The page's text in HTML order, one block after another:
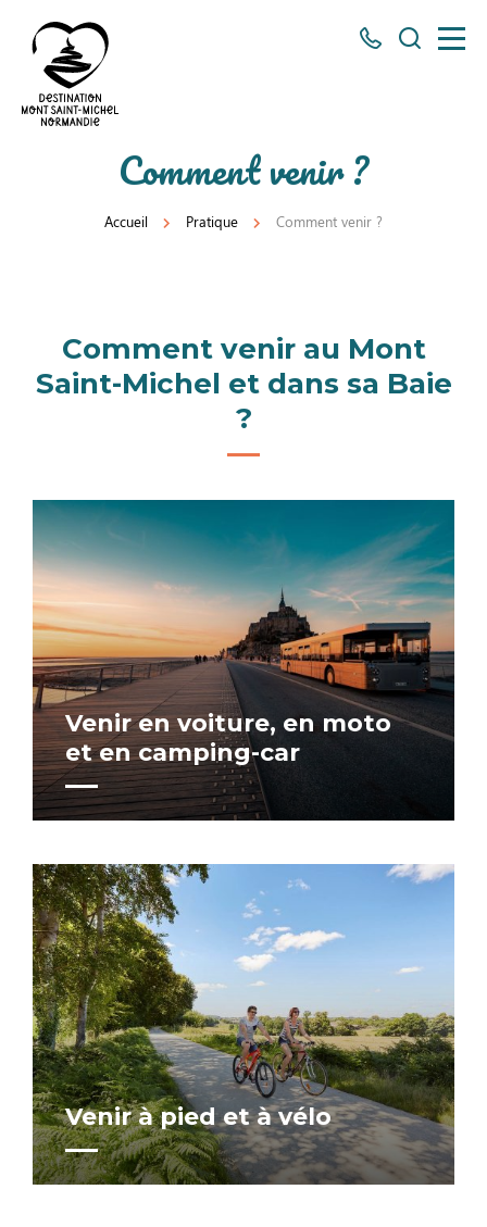
Tous
Comment venir ?
Accueil Pratique Comment venir ?
Comment venir au Mont
Saint-Michel et dans sa Baie
?
Venir en voiture, en moto
et en camping-car
Venir à pied et à vélo